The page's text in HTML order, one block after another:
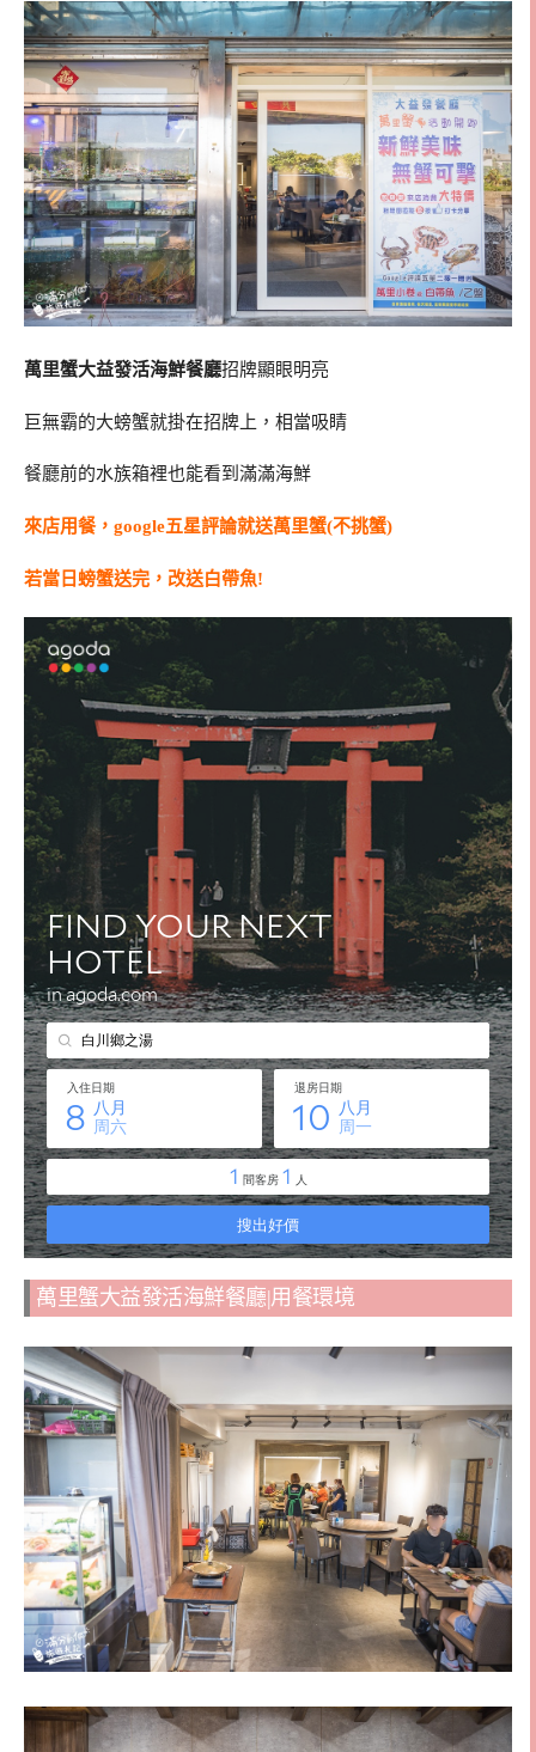
萬里蟹大益發活海鮮餐廳招牌顯眼明亮
巨無霸的大螃蟹就掛在招牌上，相當吸睛
餐廳前的水族箱裡也能看到滿滿海鮮
來店用餐，google五星評論就送萬里蟹(不挑蟹)
若當日螃蟹送完，改送白帶魚!
萬里蟹大益發活海鮮餐廳|用餐環境